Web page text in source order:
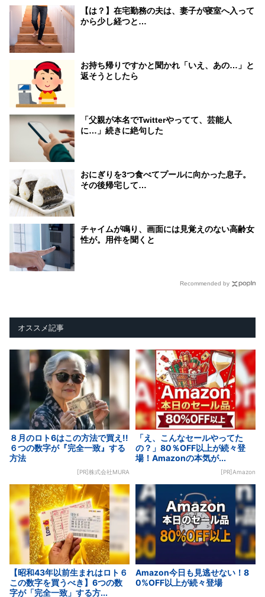
【は？】在宅勤務の夫は、妻子が寝室へ入って
から少し経つと…
お持ち帰りですかと聞かれ「いえ、あの…」と
返そうとしたら
「父親が本名でTwitterやってて、芸能人
に…」続きに絶句した
おにぎりを3つ食べてプールに向かった息子。
その後帰宅して…
チャイムが鳴り、画面には見覚えのない高齢女
性が。用件を聞くと
Recommended by
オススメ記事
８月のロト6はこの方法で買え!!
６つの数字が『完全一致』する
方法
[PR]株式会社MURA
「え、こんなセールやってた
の？」80％OFF以上が続々登
場！Amazonの本気が...
[PR]Amazon
【昭和43年以前生まれはロト６
この数字を買うべき】6つの数
字が「完全一致」する方...
Amazon今日も見逃せない！8
0%OFF以上が続々登場